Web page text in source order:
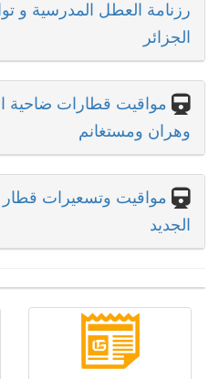
رزنامة العطل المدرسية و
الجزائر
مواقيت قطارات ضاحية
وهران ومستغانم
مواقيت وتسعيرات قطار
الجديد